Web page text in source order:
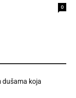
0
dušama koja